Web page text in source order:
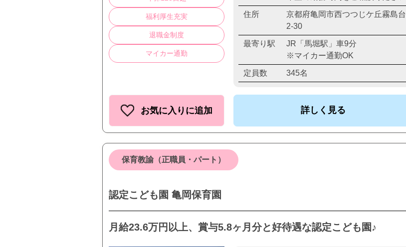
福利厚生充実
退職金制度
マイカー通勤
住所
京都府亀岡市西つつじケ丘霧島台
2-30
最寄り駅
JR「馬堀駅」車9分
※マイカー通勤OK
定員数 345名
お気に入りに追加 詳しく見る
保育教諭（正職員・パート）
認定こども園 亀岡保育園
月給23.6万円以上、賞与5.8ヶ月分と好待遇な認定こども園♪